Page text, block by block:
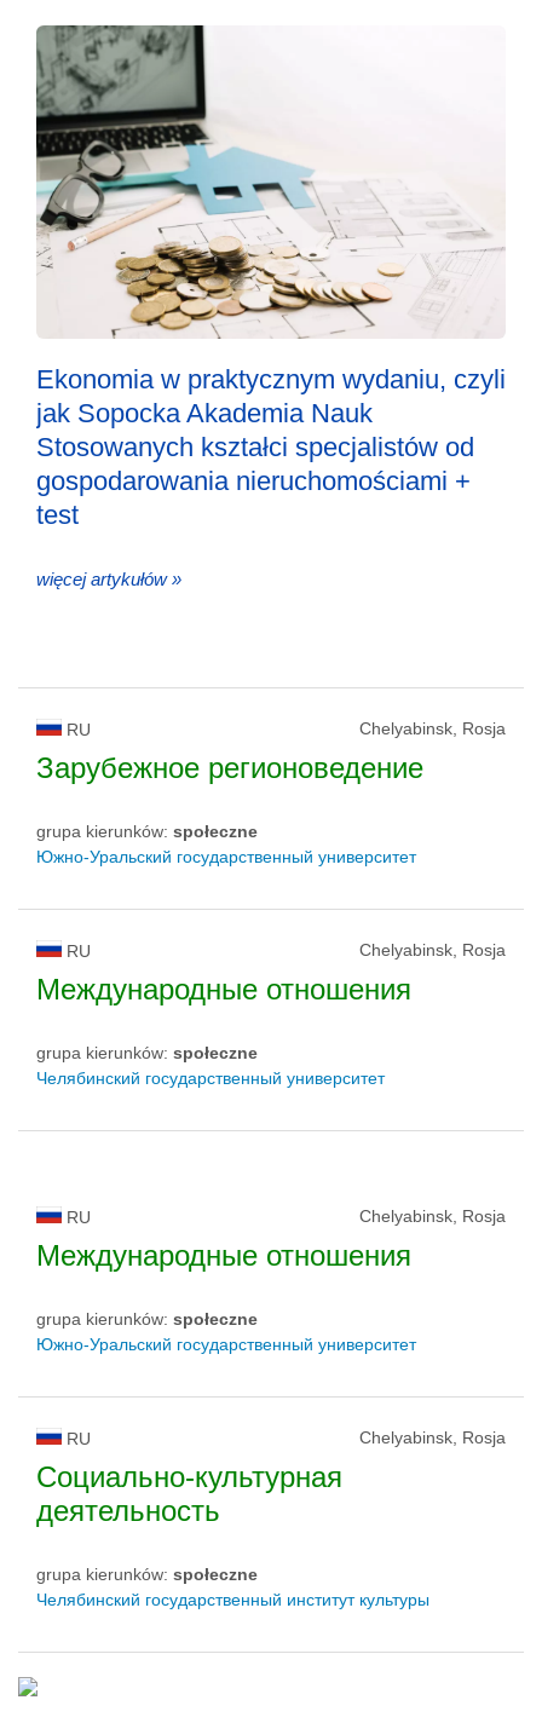
Ekonomia w praktycznym wydaniu, czyli
jak Sopocka Akademia Nauk
Stosowanych kształci specjalistów od
gospodarowania nieruchomościami +
test
więcej artykułów »
RU Chelyabinsk, Rosja
Зарубежное регионоведение
grupa kierunków: społeczne
Южно-Уральский государственный университет
RU Chelyabinsk, Rosja
Международные отношения
grupa kierunków: społeczne
Челябинский государственный университет
RU Chelyabinsk, Rosja
Международные отношения
grupa kierunków: społeczne
Южно-Уральский государственный университет
RU Chelyabinsk, Rosja
Социально-культурная
деятельность
grupa kierunków: społeczne
Челябинский государственный институт культуры